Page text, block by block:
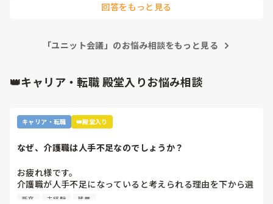
昨今そのような方針の職場が増えているのかなと。
成田さんが積極的に、そろそろもう1つのユニットについても
もし嫌われてたらもっと辛い事をされてそうですけどね…
回答をもっと見る
「ユニット会議」のお悩み相談をもっと見る
👑キャリア・転職 殿堂入りお悩み相談
キャリア・転職 👑殿堂入り
なぜ、介護職は人手不足なのでしょうか？
お疲れ様です。
介護職が人手不足になっていると考えられる理由を下から選
んで下さい
新卒 未経験 残業